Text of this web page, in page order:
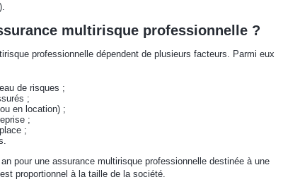
multirisque professionnelle ?
professionnelle dépendent de plusieurs facteurs. Parmi eux
de risques ;
;
en location) ;
;
;
pour une assurance multirisque professionnelle destinée à une
proportionnel à la taille de la société.